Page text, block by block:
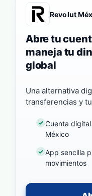
Revolut
Abre tu
maneja tu
global
Una alternativa
transferencias y
Cuenta
México
App sencilla
movimientos